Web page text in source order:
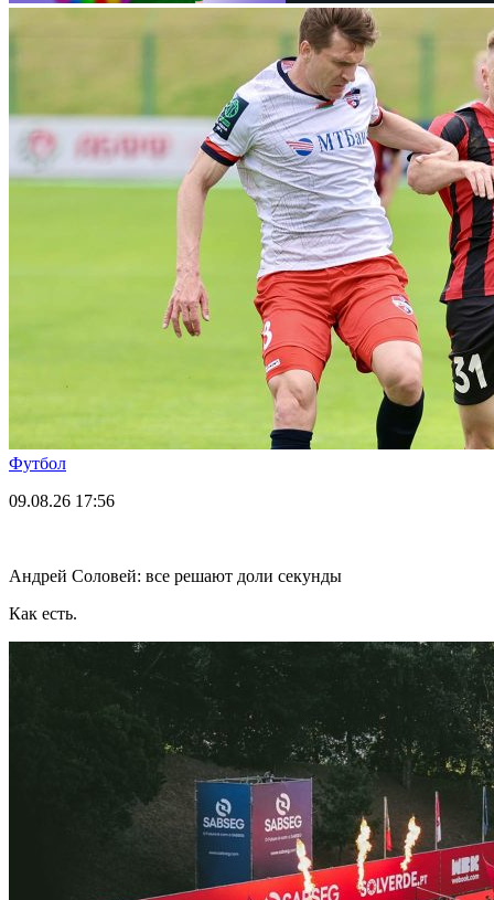
Футбол
09.08.26 17:56
Андрей Соловей: все решают доли секунды
Как есть.